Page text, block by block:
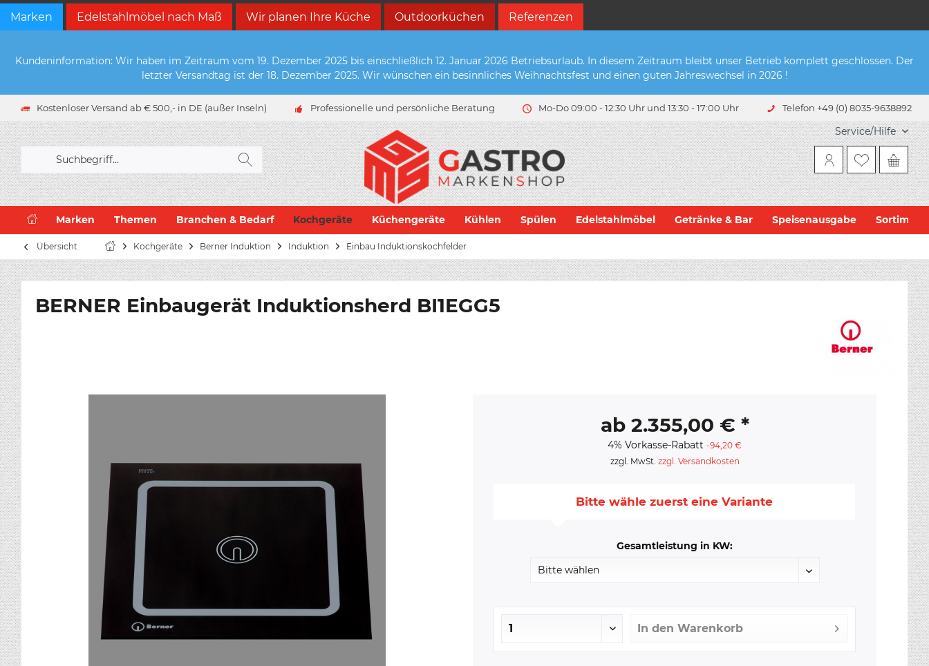
Marken Edelstahlmöbel nach Maß Wir planen Ihre Küche Outdoorküchen Referenzen
Kundeninformation: Wir haben im Zeitraum vom 19. Dezember 2025 bis einschließlich 12. Januar 2026 Betriebsurlaub. In diesem Zeitraum bleibt unser Betrieb komplett geschlossen. Der
letzter Versandtag ist der 18. Dezember 2025. Wir wünschen ein besinnliches Weihnachtsfest und einen guten Jahreswechsel in 2026 !
Kostenloser Versand ab € 500,- in DE (außer Inseln) Professionelle und persönliche Beratung Mo-Do 09:00 - 12:30 Uhr und 13:30 - 17:00 Uhr Telefon +49 (0) 8035-9638892
Service/Hilfe
Marken Themen Branchen & Bedarf Kochgeräte Küchengeräte Kühlen Spülen Edelstahlmöbel Getränke & Bar Speisenausgabe
Übersicht Kochgeräte Berner Induktion Induktion Einbau Induktionskochfelder
BERNER Einbaugerät Induktionsherd BI1EGG5
ab 2.355,00 € *
4% Vorkasse-Rabatt-94,20 €
zzgl. MwSt. zzgl. Versandkosten
Bitte wähle zuerst eine Variante
Gesamtleistung in KW:
In den Warenkorb